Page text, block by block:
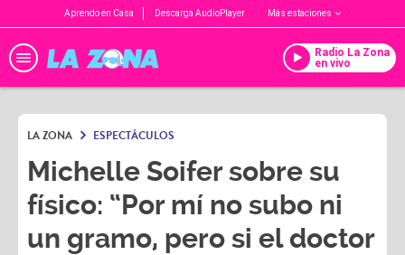
Aprendo en Casa Descarga AudioPlayer Más estaciones
Radio La Zona
en vivo
LA ZONA ESPECTÁCULOS
Michelle Soifer sobre su
físico: “Por mí no subo ni
un gramo, pero si el doctor